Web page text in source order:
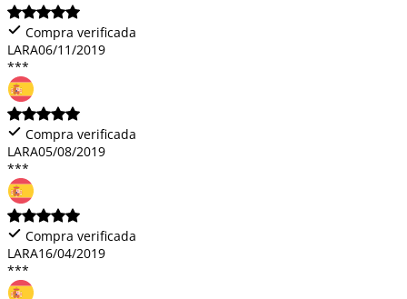
Compra verificada
LARA06/11/2019
***
Compra verificada
LARA05/08/2019
***
Compra verificada
LARA16/04/2019
***